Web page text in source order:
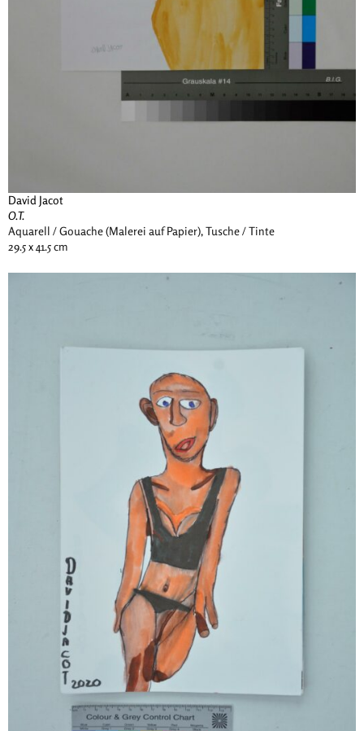
David Jacot
O.T.
Aquarell / Gouache (Malerei auf Papier), Tusche / Tinte
29.5 x 41.5 cm